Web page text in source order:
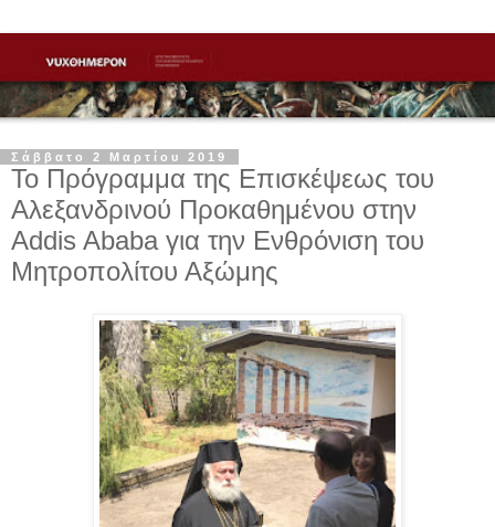
Σάββατο 2 Μαρτίου 2019
Το Πρόγραμμα της Επισκέψεως του
Αλεξανδρινού Προκαθημένου στην
Addis Ababa για την Ενθρόνιση του
Μητροπολίτου Αξώμης